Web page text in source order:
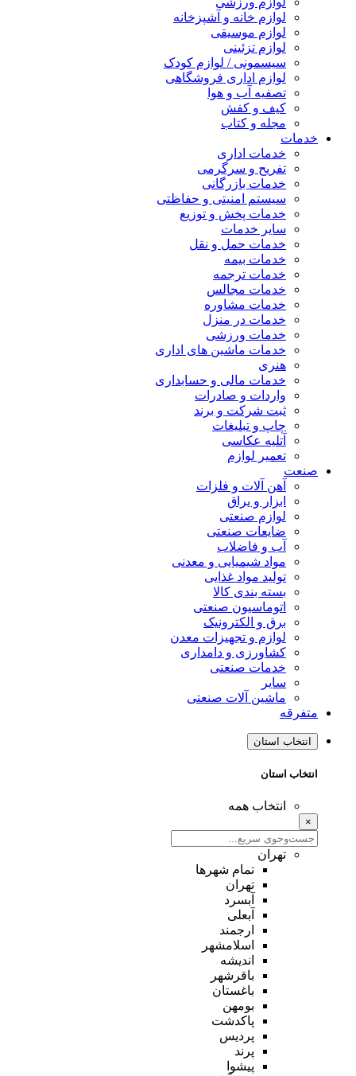
لوازم خانه و آشپزخانه
لوازم موسیقی
لوازم تزئینی
سیسمونی / لوازم کودک
لوازم اداری فروشگاهی
تصفیه آب و هوا
کیف و کفش
مجله و کتاب
خدمات
خدمات اداری
تفریح و سرگرمی
خدمات بازرگانی
سیستم امنیتی و حفاظتی
خدمات پخش و توزیع
سایر خدمات
خدمات حمل و نقل
خدمات بیمه
خدمات ترجمه
خدمات مجالس
خدمات مشاوره
خدمات در منزل
خدمات ورزشی
خدمات ماشین های اداری
هنری
خدمات مالی و حسابداری
واردات و صادرات
ثبت شرکت و برند
چاپ و تبلیغات
آتلیه عکاسی
تعمیر لوازم
صنعت
آهن آلات و فلزات
ابزار و یراق
لوازم صنعتی
ضایعات صنعتی
آب و فاضلاب
مواد شیمیایی و معدنی
تولید مواد غذایی
بسته بندی کالا
اتوماسیون صنعتی
برق و الکترونیک
لوازم و تجهیزات معدن
کشاورزی و دامداری
خدمات صنعتی
سایر
ماشین آلات صنعتی
متفرقه
انتخاب استان
انتخاب استان
انتخاب همه
×
تهران
تمام شهر‌ها
تهران
آبسرد
آبعلی
ارجمند
اسلامشهر
اندیشه
باقرشهر
باغستان
بومهن
پاکدشت
پردیس
پرند
پیشوا